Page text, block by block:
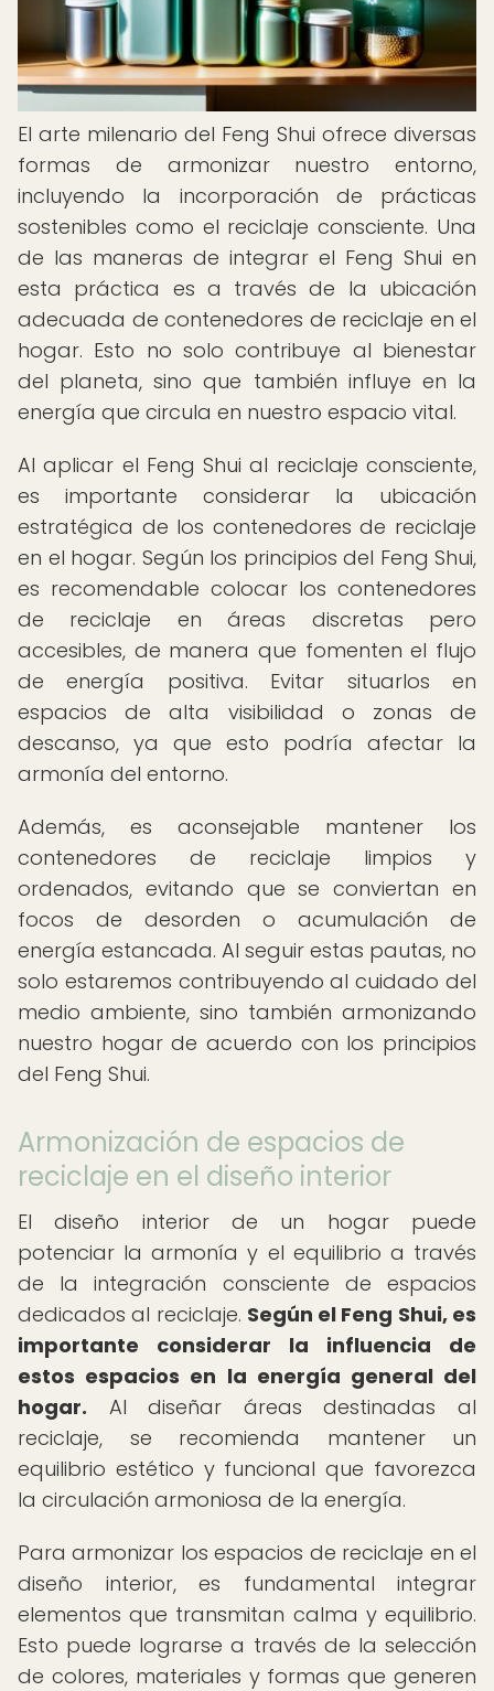
El arte milenario del Feng Shui ofrece diversas
formas de armonizar nuestro entorno,
incluyendo la incorporación de prácticas
sostenibles como el reciclaje consciente. Una
de las maneras de integrar el Feng Shui en
esta práctica es a través de la ubicación
adecuada de contenedores de reciclaje en el
hogar. Esto no solo contribuye al bienestar
del planeta, sino que también influye en la
energía que circula en nuestro espacio vital.
Al aplicar el Feng Shui al reciclaje consciente,
es importante considerar la ubicación
estratégica de los contenedores de reciclaje
en el hogar. Según los principios del Feng Shui,
es recomendable colocar los contenedores
de reciclaje en áreas discretas pero
accesibles, de manera que fomenten el flujo
de energía positiva. Evitar situarlos en
espacios de alta visibilidad o zonas de
descanso, ya que esto podría afectar la
armonía del entorno.
Además, es aconsejable mantener los
contenedores de reciclaje limpios y
ordenados, evitando que se conviertan en
focos de desorden o acumulación de
energía estancada. Al seguir estas pautas, no
solo estaremos contribuyendo al cuidado del
medio ambiente, sino también armonizando
nuestro hogar de acuerdo con los principios
del Feng Shui.
Armonización de espacios de
reciclaje en el diseño interior
El diseño interior de un hogar puede
potenciar la armonía y el equilibrio a través
de la integración consciente de espacios
dedicados al reciclaje. Según el Feng Shui, es
importante considerar la influencia de
estos espacios en la energía general del
hogar. Al diseñar áreas destinadas al
reciclaje, se recomienda mantener un
equilibrio estético y funcional que favorezca
la circulación armoniosa de la energía.
Para armonizar los espacios de reciclaje en el
diseño interior, es fundamental integrar
elementos que transmitan calma y equilibrio.
Esto puede lograrse a través de la selección
de colores, materiales y formas que generen